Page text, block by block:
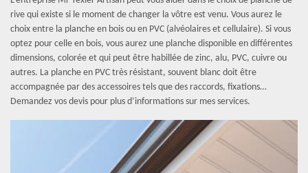
rive qui existe si le moment de changer la vôtre est venu. Vous aurez le
choix entre la planche en bois ou en PVC (alvéolaires et cellulaire). Si vous
optez pour celle en bois, vous aurez une planche disponible en différentes
dimensions, colorée et qui peut être habillée de zinc, alu, PVC, cuivre ou
autres. La planche en PVC très résistant, souvent blanc doit être
accompagnée par des accessoires tels que des raccords, fixations…
Demandez vos devis pour plus d’informations sur mes services.